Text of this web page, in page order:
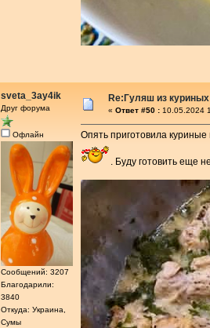
sveta_3ay4ik
Друг форума
Офлайн
Сообщений: 3207
Благодарили:
3840
Откуда: Украина,
Сумы
Re:Гуляш из
« Ответ #50 : 10.05.2024
Опять приготовила куриные
. Буду готовить еще